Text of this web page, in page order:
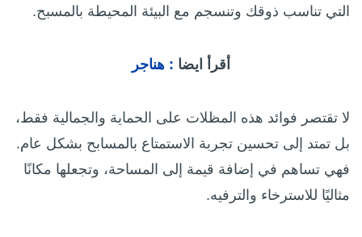
التي تناسب ذوقك وتنسجم مع البيئة المحيطة بالمسبح.
أقرأ ايضا : هناجر
لا تقتصر فوائد هذه المظلات على الحماية والجمالية فقط،
بل تمتد إلى تحسين تجربة الاستمتاع بالمسابح بشكل عام.
فهي تساهم في إضافة قيمة إلى المساحة، وتجعلها مكانًا
مثاليًا للاسترخاء والترفيه.